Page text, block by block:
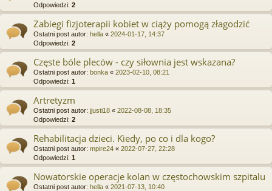
Odpowiedzi: 2
Zabiegi fizjoterapii kobiet w ciąży pomogą złagodzić
Ostatni post autor: hella « 2024-01-17, 14:37
Odpowiedzi: 2
Częste bóle pleców - czy siłownia jest wskazana?
Ostatni post autor: bonka « 2023-02-10, 08:21
Odpowiedzi: 1
Artretyzm
Ostatni post autor: jjusti18 « 2022-08-08, 18:35
Odpowiedzi: 2
Rehabilitacja dzieci. Kiedy, po co i dla kogo?
Ostatni post autor: mpire24 « 2022-07-27, 22:28
Odpowiedzi: 1
Nowatorskie operacje kolan w częstochowskim szpitalu
Ostatni post autor: hella « 2021-07-13, 10:40